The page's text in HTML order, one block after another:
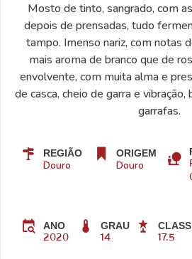
Mosto de tinto, sangrado, com
depois de prensadas, tudo
tampo. Imenso nariz, com notas
mais aroma de branco que de
envolvente, com muita alma e
de casca, cheio de garra e
garrafas.
REGIÃO
Douro
ORIGEM
Douro
ANO
2020
GRAU
14 17.5